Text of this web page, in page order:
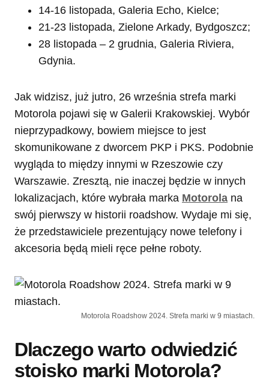
14-16 listopada, Galeria Echo, Kielce;
21-23 listopada, Zielone Arkady, Bydgoszcz;
28 listopada – 2 grudnia, Galeria Riviera,
Gdynia.
Jak widzisz, już jutro, 26 września strefa marki
Motorola pojawi się w Galerii Krakowskiej. Wybór
nieprzypadkowy, bowiem miejsce to jest
skomunikowane z dworcem PKP i PKS. Podobnie
wygląda to między innymi w Rzeszowie czy
Warszawie. Zresztą, nie inaczej będzie w innych
lokalizacjach, które wybrała marka Motorola na
swój pierwszy w historii roadshow. Wydaje mi się,
że przedstawiciele prezentujący nowe telefony i
akcesoria będą mieli ręce pełne roboty.
Motorola Roadshow 2024. Strefa marki w 9 miastach.
Dlaczego warto odwiedzić
stoisko marki Motorola?